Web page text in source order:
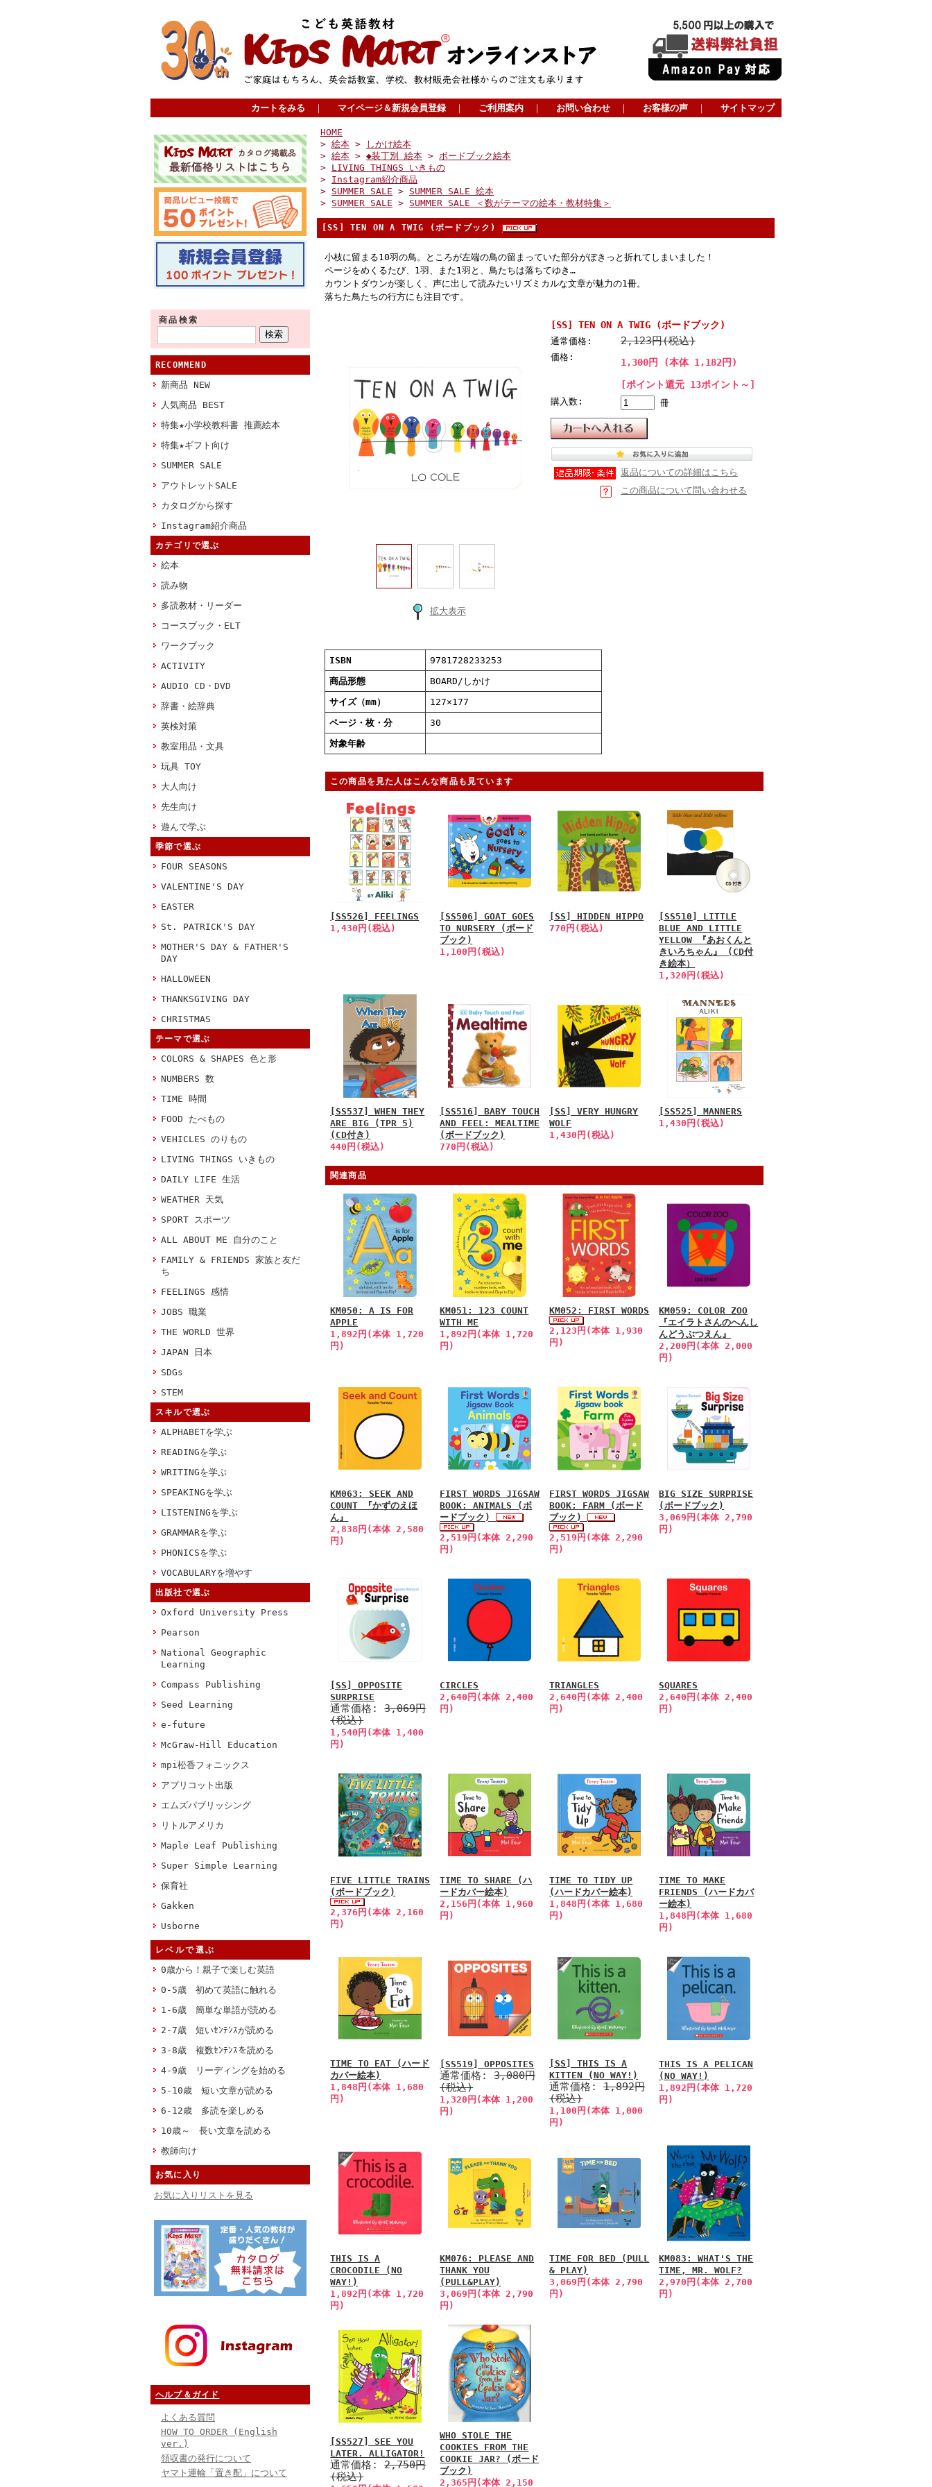
カートをみる ｜ マイページ＆新規会員登録 ｜ ご利用案内 ｜ お問い合わせ ｜ お客様の声 ｜ サイトマップ
商品検索
RECOMMEND
新商品 NEW
人気商品 BEST
特集★小学校教科書 推薦絵本
特集★ギフト向け
SUMMER SALE
アウトレットSALE
カタログから探す
Instagram紹介商品
カテゴリで選ぶ
絵本
読み物
多読教材・リーダー
コースブック・ELT
ワークブック
ACTIVITY
AUDIO CD・DVD
辞書・絵辞典
英検対策
教室用品・文具
玩具 TOY
大人向け
先生向け
遊んで学ぶ
季節で選ぶ
FOUR SEASONS
VALENTINE'S DAY
EASTER
St. PATRICK'S DAY
MOTHER'S DAY & FATHER'S
DAY
HALLOWEEN
THANKSGIVING DAY
CHRISTMAS
テーマで選ぶ
COLORS & SHAPES 色と形
NUMBERS 数
TIME 時間
FOOD たべもの
VEHICLES のりもの
LIVING THINGS いきもの
DAILY LIFE 生活
WEATHER 天気
SPORT スポーツ
ALL ABOUT ME 自分のこと
FAMILY & FRIENDS 家族と友だ
ち
FEELINGS 感情
JOBS 職業
THE WORLD 世界
JAPAN 日本
SDGs
STEM
スキルで選ぶ
ALPHABETを学ぶ
READINGを学ぶ
WRITINGを学ぶ
SPEAKINGを学ぶ
LISTENINGを学ぶ
GRAMMARを学ぶ
PHONICSを学ぶ
VOCABULARYを増やす
出版社で選ぶ
Oxford University Press
Pearson
National Geographic
Learning
Compass Publishing
Seed Learning
e-future
McGraw-Hill Education
mpi松香フォニックス
アプリコット出版
エムズパブリッシング
リトルアメリカ
Maple Leaf Publishing
Super Simple Learning
保育社
Gakken
Usborne
レベルで選ぶ
0歳から！親子で楽しむ英語
0-5歳 初めて英語に触れる
1-6歳 簡単な単語が読める
2-7歳 短いｾﾝﾃﾝｽが読める
3-8歳 複数ｾﾝﾃﾝｽを読める
4-9歳 リーディングを始める
5-10歳 短い文章が読める
6-12歳 多読を楽しめる
10歳～ 長い文章を読める
教師向け
お気に入り
お気に入りリストを見る
ヘルプ＆ガイド
よくある質問
HOW TO ORDER (English
ver.)
領収書の発行について
ヤマト運輸「置き配」について
HOME
> 絵本 >
しかけ絵本
> 絵本 > ◆装丁別 絵本 > ボードブック絵本
> LIVING THINGS いきもの
> Instagram紹介商品
> SUMMER SALE > SUMMER SALE 絵本
> SUMMER SALE > SUMMER SALE ＜数がテーマの絵本・教材特集＞
[SS] TEN ON A TWIG (ボードブック)
小枝に留まる10羽の鳥。ところが左端の鳥の留まっていた部分がぽきっと折れてしまいました！
ページをめくるたび、1羽、また1羽と、鳥たちは落ちてゆき…
カウントダウンが楽しく、声に出して読みたいリズミカルな文章が魅力の1冊。
落ちた鳥たちの行方にも注目です。
拡大表示
[SS] TEN ON A TWIG (ボードブック)
通常価格: 2,123円(税込)
価格:
1,300円 (本体 1,182円)
[ポイント還元 13ポイント～]
購入数: 冊
返品についての詳細はこちら
この商品について問い合わせる
ISBN
9781728233253
商品形態
BOARD/しかけ
サイズ（mm）
127×177
ページ・枚・分
30
対象年齢
この商品を見た人はこんな商品も見ています
[SS526] FEELINGS
1,430円(税込)
[SS506] GOAT GOES
TO NURSERY (ボード
ブック)
1,100円(税込)
[SS] HIDDEN HIPPO
770円(税込)
[SS510] LITTLE
BLUE AND LITTLE
YELLOW 『あおくんと
きいろちゃん』 (CD付
き絵本）
1,320円(税込)
[SS537] WHEN THEY
ARE BIG (TPR 5)
(CD付き)
440円(税込)
[SS516] BABY TOUCH
AND FEEL: MEALTIME
(ボードブック)
770円(税込)
[SS] VERY HUNGRY
WOLF
1,430円(税込)
[SS525] MANNERS
1,430円(税込)
関連商品
KM050: A IS FOR
APPLE
1,892円(本体 1,720
円)
KM051: 123 COUNT
WITH ME
1,892円(本体 1,720
円)
KM052: FIRST WORDS
2,123円(本体 1,930
円)
KM059: COLOR ZOO
『エイラトさんのへんし
んどうぶつえん』
2,200円(本体 2,000
円)
KM063: SEEK AND
COUNT 『かずのえほ
ん』
2,838円(本体 2,580
円)
FIRST WORDS JIGSAW
BOOK: ANIMALS (ボ
ードブック)
2,519円(本体 2,290
円)
FIRST WORDS JIGSAW
BOOK: FARM (ボード
ブック)
2,519円(本体 2,290
円)
BIG SIZE SURPRISE
(ボードブック)
3,069円(本体 2,790
円)
[SS] OPPOSITE
SURPRISE
通常価格:3,069円
(税込)
1,540円(本体 1,400
円)
CIRCLES
2,640円(本体 2,400
円)
TRIANGLES
2,640円(本体 2,400
円)
SQUARES
2,640円(本体 2,400
円)
FIVE LITTLE TRAINS
(ボードブック)
2,376円(本体 2,160
円)
TIME TO SHARE (ハ
ードカバー絵本)
2,156円(本体 1,960
円)
TIME TO TIDY UP
(ハードカバー絵本)
1,848円(本体 1,680
円)
TIME TO MAKE
FRIENDS (ハードカバ
ー絵本)
1,848円(本体 1,680
円)
TIME TO EAT (ハード
カバー絵本)
1,848円(本体 1,680
円)
[SS519] OPPOSITES
通常価格:3,080円
(税込)
1,320円(本体 1,200
円)
[SS] THIS IS A
KITTEN (NO WAY!)
通常価格:1,892円
(税込)
1,100円(本体 1,000
円)
THIS IS A PELICAN
(NO WAY!)
1,892円(本体 1,720
円)
THIS IS A
CROCODILE (NO
WAY!)
1,892円(本体 1,720
円)
KM076: PLEASE AND
THANK YOU
(PULL&PLAY)
3,069円(本体 2,790
円)
TIME FOR BED (PULL
& PLAY)
3,069円(本体 2,790
円)
KM083: WHAT'S THE
TIME, MR. WOLF?
2,970円(本体 2,700
円)
[SS527] SEE YOU
LATER. ALLIGATOR!
通常価格:2,750円
(税込)
WHO STOLE THE
COOKIES FROM THE
COOKIE JAR? (ボード
ブック)
2,365円(本体 2,150